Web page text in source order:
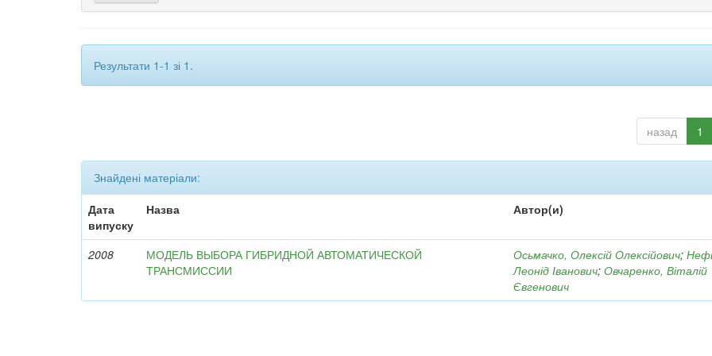
Результати 1-1 зі 1.
назад 1
Знайдені матеріали:
Дата
випуску
Назва Автор(и)
2008
МОДЕЛЬ ВЫБОРА ГИБРИДНОЙ АВТОМАТИЧЕСКОЙ
ТРАНСМИССИИ
Осьмачко, Олексій Олексійович;
Леонід Іванович;Овчаренко, Віталій
Євгенович